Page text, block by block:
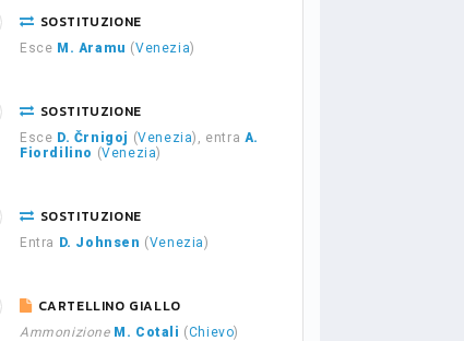
SOSTITUZIONE
Esce M. Aramu (Venezia)
SOSTITUZIONE
Esce D. Črnigoj (Venezia), entra A.
Fiordilino (Venezia)
SOSTITUZIONE
Entra D. Johnsen (Venezia)
CARTELLINO GIALLO
Ammonizione M. Cotali (Chievo)